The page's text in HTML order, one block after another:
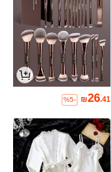
₪26.41
%5-